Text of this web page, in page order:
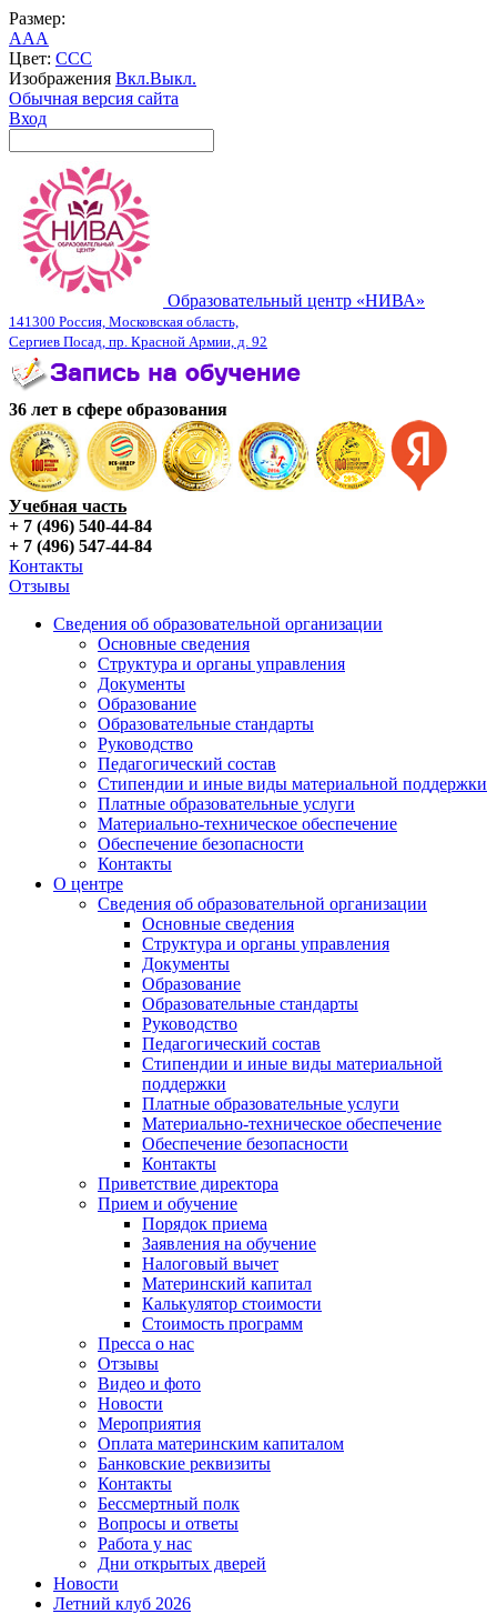
Размер:
AAA
Цвет: CCC
Изображения Вкл.Выкл.
Обычная версия сайта
Вход
Образовательный центр «НИВА»
141300 Россия, Московская область,
Сергиев Посад, пр. Красной Армии, д. 92
36 лет в сфере образования
Учебная часть
+ 7 (496) 540-44-84
+ 7 (496) 547-44-84
Контакты
Отзывы
Сведения об образовательной организации
Основные сведения
Структура и органы управления
Документы
Образование
Образовательные стандарты
Руководство
Педагогический состав
Стипендии и иные виды материальной поддержки
Платные образовательные услуги
Материально-техническое обеспечение
Обеспечение безопасности
Контакты
О центре
Сведения об образовательной организации
Основные сведения
Структура и органы управления
Документы
Образование
Образовательные стандарты
Руководство
Педагогический состав
Стипендии и иные виды материальной
поддержки
Платные образовательные услуги
Материально-техническое обеспечение
Обеспечение безопасности
Контакты
Приветствие директора
Прием и обучение
Порядок приема
Заявления на обучение
Налоговый вычет
Материнский капитал
Калькулятор стоимости
Стоимость программ
Пресса о нас
Отзывы
Видео и фото
Новости
Мероприятия
Оплата материнским капиталом
Банковские реквизиты
Контакты
Бессмертный полк
Вопросы и ответы
Работа у нас
Дни открытых дверей
Новости
Летний клуб 2026